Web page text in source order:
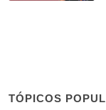
TÓPICOS